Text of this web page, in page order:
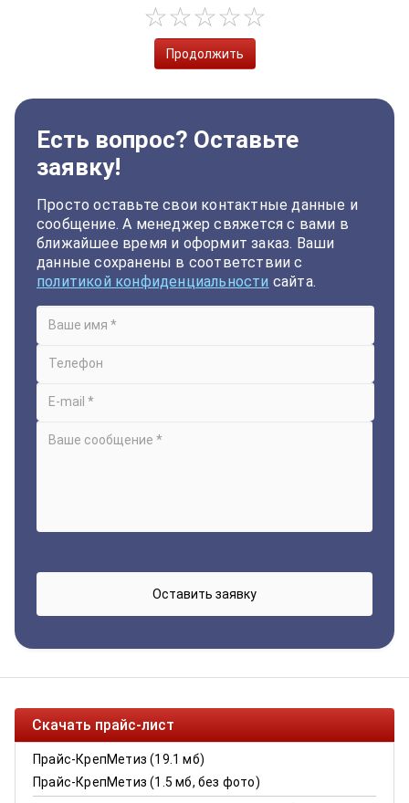
Продолжить
Есть вопрос? Оставьте
заявку!
Просто оставьте свои контактные данные и
сообщение. А менеджер свяжется с вами в
ближайшее время и оформит заказ. Ваши
данные сохранены в соответствии с
политикой конфиденциальности сайта.
Скачать прайс-лист
Прайс-КрепМетиз (19.1 мб)
Прайс-КрепМетиз (1.5 мб, без фото)